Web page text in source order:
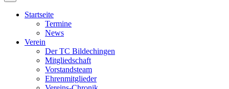
Startseite
Termine
News
Verein
Der TC Bildechingen
Mitgliedschaft
Vorstandsteam
Ehrenmitglieder